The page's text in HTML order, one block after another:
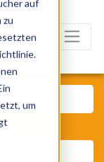
auf
zu
um
Zelte, Bands,